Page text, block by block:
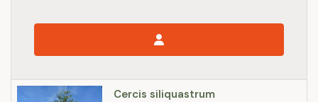
Cercis siliquastrum